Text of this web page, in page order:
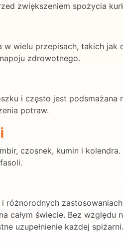
zwiększeniem spożycia
wielu przepisach, takich
zdrowotnego.
i często jest
potraw.
czosnek, kumin i
całym świecie. Bez
uzupełnienie każdej spiżarni.